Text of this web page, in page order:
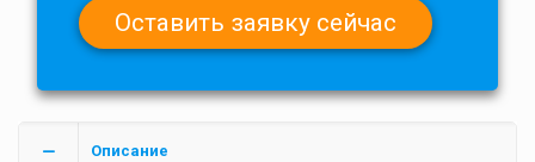
Описание